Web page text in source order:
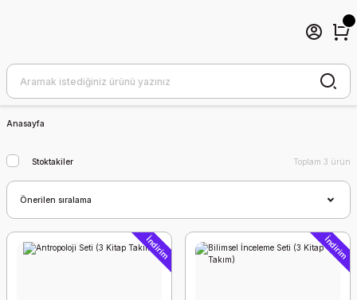
Anasayfa
Stoktakiler Toplam 3 ürün
İndirim İndirim